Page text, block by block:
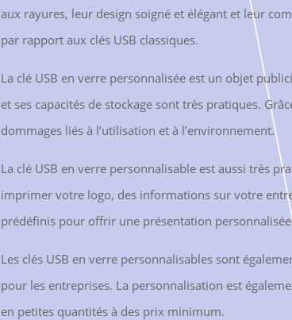
aux rayures, leur design soigné et élégant et leur
par rapport aux clés USB classiques.
La clé USB en verre personnalisée est un objet
et ses capacités de stockage sont très pratiques.
dommages liés à l’utilisation et à l’environnement.
La clé USB en verre personnalisable est aussi très
imprimer votre logo, des informations sur votre
prédéfinis pour offrir une présentation
Les clés USB en verre personnalisables sont
pour les entreprises. La personnalisation est
en petites quantités à des prix minimum.